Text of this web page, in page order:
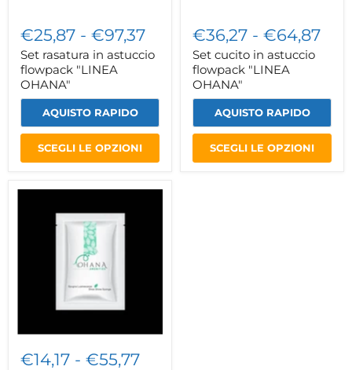
€25,87 - €97,37
Set rasatura in astuccio
flowpack "LINEA
OHANA"
AQUISTO RAPIDO
SCEGLI LE OPZIONI
€36,27 - €64,87
Set cucito in astuccio
flowpack "LINEA
OHANA"
AQUISTO RAPIDO
SCEGLI LE OPZIONI
flowpack"LINEA
€14,17 - €55,77